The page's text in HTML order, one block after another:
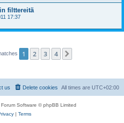
filttereitä
17:37
1 2 3 4
All times are UTC+02:00
Delete cookies
us
Software © phpBB Limited
| Terms